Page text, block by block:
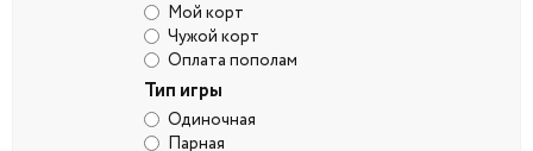
Мой корт
Чужой корт
Оплата пополам
Тип игры
Одиночная
Парная